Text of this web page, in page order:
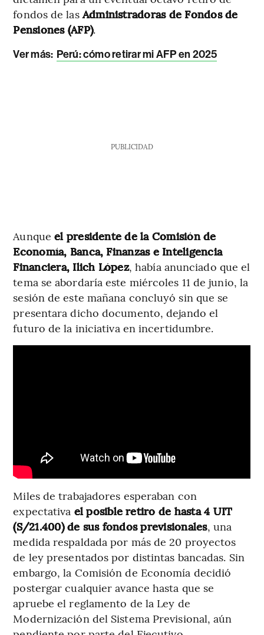
fondos de lasAdministradoras de Fondos de
Pensiones (AFP).
Ver más: Perú: cómo retirar mi AFP en 2025
PUBLICIDAD
Aunqueel presidente de la Comisión de
Economía, Banca, Finanzas e Inteligencia
Financiera, Ilich López, había anunciado que el
tema se abordaría este miércoles 11 de junio, la
sesión de este mañana concluyó sin que se
presentara dicho documento, dejando el
futuro de la iniciativa en incertidumbre.
Miles de trabajadores esperaban con
expectativa el posible retiro de hasta 4 UIT
(S/21.400) de sus fondos previsionales, una
medida respaldada por más de 20 proyectos
de ley presentados por distintas bancadas. Sin
embargo, la Comisión de Economía decidió
postergar cualquier avance hasta que se
apruebe el reglamento de la Ley de
Modernización del Sistema Previsional, aún